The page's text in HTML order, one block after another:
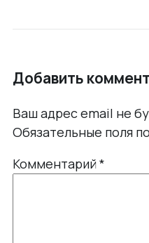
Добавить
Ваш адрес email не
Обязательные поля
Комментарий*